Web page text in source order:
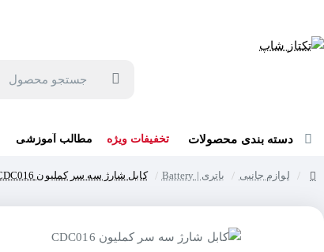
دسته بندی محصولات تخفیفات ویژه مطالب آموزشی
لوازم جانبی باتری | Battery کابل شارژ سه سر کملیون CDC016